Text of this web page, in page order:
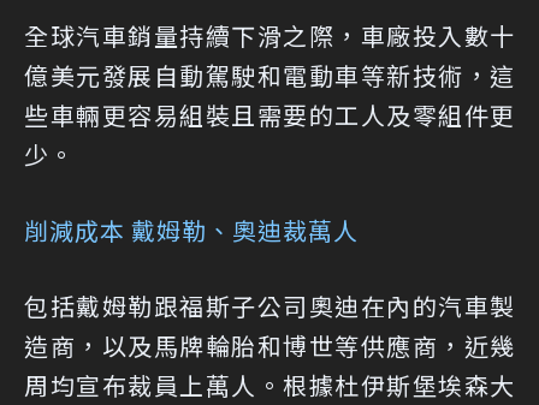
全球汽車銷量持續下滑之際，車廠投入數十
億美元發展自動駕駛和電動車等新技術，這
些車輛更容易組裝且需要的工人及零組件更
少。
削減成本 戴姆勒、奧迪裁萬人
包括戴姆勒跟福斯子公司奧迪在內的汽車製
造商，以及馬牌輪胎和博世等供應商，近幾
周均宣布裁員上萬人。根據杜伊斯堡埃森大